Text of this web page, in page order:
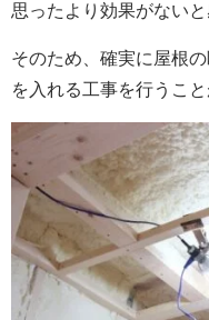
思ったより効果がない
そのため、確実に屋根
を入れる工事を行うこ